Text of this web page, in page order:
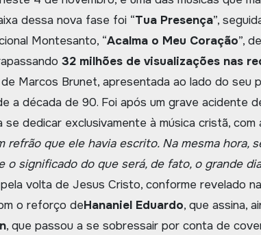
dessa nova fase foi “Tua Presença”,
Montesanto, “Acalma o Meu Coração”, de
32 milhões de visualizações nas
Marcos Brunet, apresentada ao lado do seu
a década de 90. Foi após um grave acidente
dedicar exclusivamente à música cristã, com
refrão que ele havia escrito. Na mesma hora,
significado do que será, de fato, o grande
volta de Jesus Cristo, conforme revelado
o reforço deHananiel Eduardo, que assina,
, que passou a se sobressair por conta de